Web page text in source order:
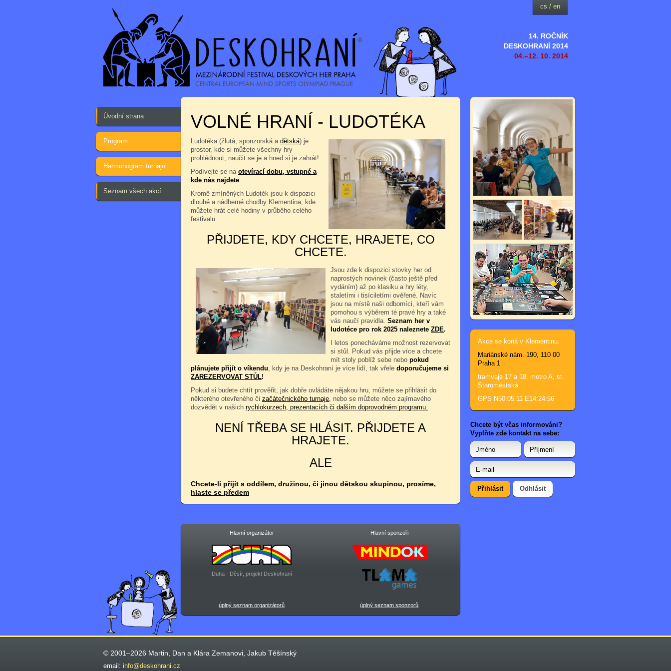
14. ROČNÍK
DESKOHRANÍ 2014
04.–12. 10. 2014
cs / en
Úvodní strana
Program
Harmonogram turnajů
Seznam všech akcí
VOLNÉ HRANÍ - LUDOTÉKA
Ludotéka (žlutá, sponzorská a dětská) je
prostor, kde si můžete všechny hry
prohlédnout, naučit se je a hned si je zahrát!
Podívejte se na otevírací dobu, vstupné a
kde nás najdete.
Kromě zmíněných Ludoték jsou k dispozici
dlouhé a nádherné chodby Klementina, kde
můžete hrát celé hodiny v průběho celého
festivalu.
PŘIJDETE, KDY CHCETE, HRAJETE, CO
CHCETE.
Jsou zde k dispozici stovky her od
naprostých novinek (často ještě před
vydáním) až po klasiku a hry léty,
staletími i tisíciletími ověřené. Navíc
jsou na místě naši odborníci, kteří vám
pomohou s výběrem té pravé hry a také
vás naučí pravidla. Seznam her v
ludotéce pro rok 2025 naleznete ZDE.
I letos ponecháváme možnost rezervovat
si stůl. Pokud vás přijde více a chcete
mít stoly poblíž sebe nebo pokud
plánujete přijít o víkendu, kdy je na Deskohraní je více lidí, tak vřele doporučujeme si
ZAREZERVOVAT STŮL!
Pokud si budete chtít prověřit, jak dobře ovládáte nějakou hru, můžete se přihlásit do
některého otevřeného či začátečnického turnaje, nebo se můžete něco zajímavého
dozvědět v našich rychlokurzech, prezentacích či dalším doprovodném programu.
NENÍ TŘEBA SE HLÁSIT. PŘIJDETE A
HRAJETE.
ALE
Chcete-li přijít s oddílem, družinou, či jinou dětskou skupinou, prosíme,
hlaste se předem
Hlavní organizátor Hlavní sponzoři
Duha - Děsír, projekt Deskohraní
úplný seznam organizátorů úplný seznam sponzorů
Akce se koná v Klementinu.
Mariánské nám. 190, 110 00
Praha 1
tramvaje 17 a 18, metro A, st.
Staroměstská
GPS N50:05:11 E14:24:56
Chcete být včas informováni?
Vyplňte zde kontakt na sebe:
© 2001–2026 Martin, Dan a Klára Zemanovi, Jakub Těšínský
email: info@deskohrani.cz